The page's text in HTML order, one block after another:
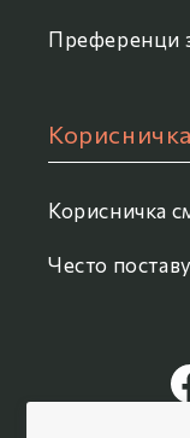
Преференци
Корисничка
Често